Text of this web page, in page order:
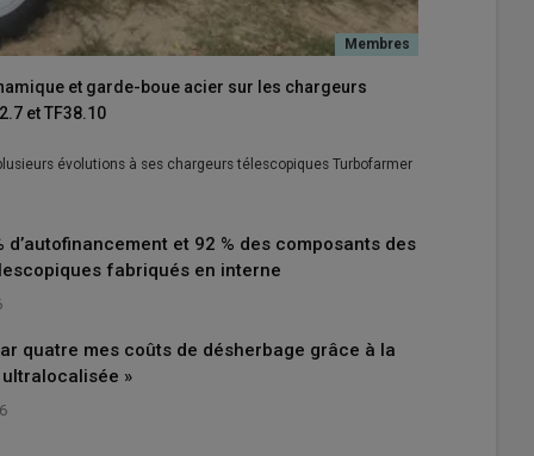
et garde-boue acier sur les chargeurs
et TF38.10
évolutions à ses chargeurs télescopiques Turbofarmer
d’autofinancement et 92 % des composants des
fabriqués en interne
quatre mes coûts de désherbage grâce à la
»